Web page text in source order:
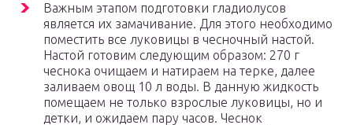
Важным этапом подготовки гладиолусов
является их замачивание. Для этого необходимо
поместить все луковицы в чесночный настой.
Настой готовим следующим образом: 270 г
чеснока очищаем и натираем на терке, далее
заливаем овощ 10 л воды. В данную жидкость
помещаем не только взрослые луковицы, но и
детки, и ожидаем пару часов. Чеснок